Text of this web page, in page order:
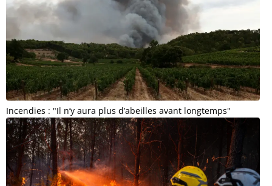
Incendies : "Il n’y aura plus d’abeilles avant longtemps"